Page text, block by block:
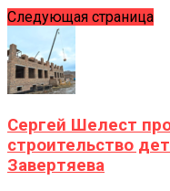
Следующая страница
Сергей Шелест
строительство
Завертяева